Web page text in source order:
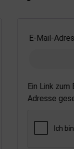
E-Mail-
Ein Link
Adresse